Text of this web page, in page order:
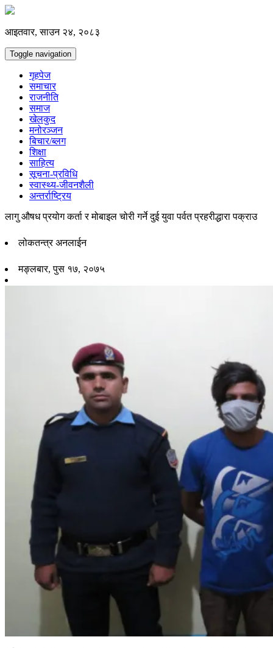
आइतवार, साउन २४, २०८३
Toggle navigation
गृहपेज
समाचार
राजनीति
समाज
खेलकुद
मनोरञ्जन
बिचार/ब्लग
शिक्षा
साहित्य
सूचना-प्रविधि
स्वास्थ्य-जीवनशैली
अन्तर्राष्ट्रिय
लागु औषध प्रयोग कर्ता र मोबाइल चोरी गर्ने दुई युवा पर्वत प्रहरीद्धारा पक्राउ
लोकतन्त्र अनलाईन
मङ्लबार, पुस १७, २०७५